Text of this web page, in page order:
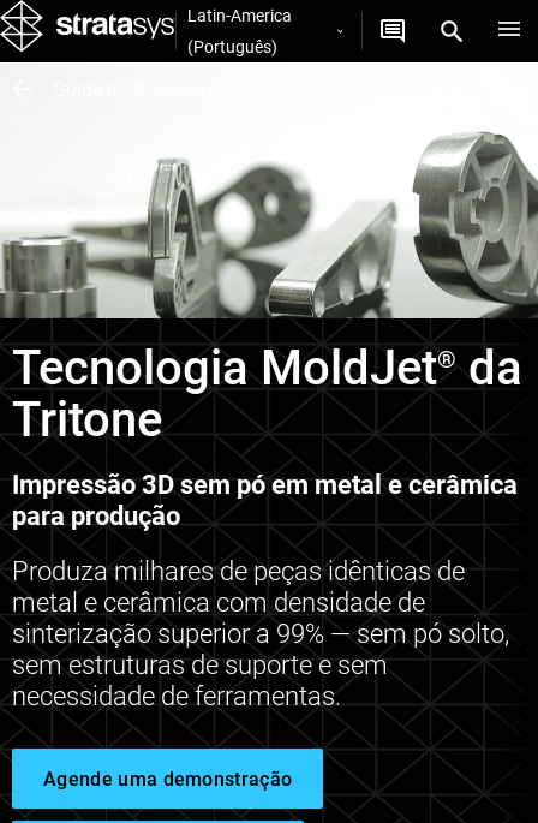
Latin-America
(Português)
Tecnologia MoldJet®da
Tritone
Impressão 3D sem pó em metal e cerâmica
para produção
Produza milhares de peças idênticas de
metal e cerâmica com densidade de
sinterização superior a 99% — sem pó solto,
sem estruturas de suporte e sem
necessidade de ferramentas.
Agende uma demonstração